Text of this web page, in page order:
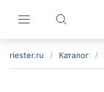
riester.ru / Каталог /